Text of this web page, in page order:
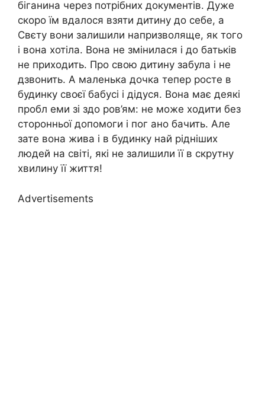
біганина через потрібних документів. Дуже
скоро їм вдалося взяти дитину до себе, а
Свєту вони залишили напризволяще, як того
і вона хотіла. Вона не змінилася і до батьків
не приходить. Про свою дитину забула і не
дзвонить. А маленька дочка тепер росте в
будинку своєї бабусі і дідуся. Вона має деякі
пробл еми зі здо ров’ям: не може ходити без
сторонньої допомоги і пог ано бачить. Але
зате вона жива і в будинку най рідніших
людей на світі, які не залишили її в скрутну
хвилину її життя!
Advertisements